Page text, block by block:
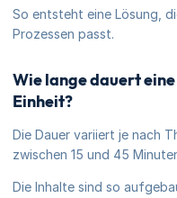
So entsteht eine Lösung,
Prozessen passt.
Wie lange dauert
Einheit?
Die Dauer variiert je nach
zwischen 15 und 45
Die Inhalte sind so